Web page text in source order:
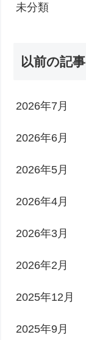
未分類
以前の記事
2026年7月
2026年6月
2026年5月
2026年4月
2026年3月
2026年2月
2025年12月
2025年9月